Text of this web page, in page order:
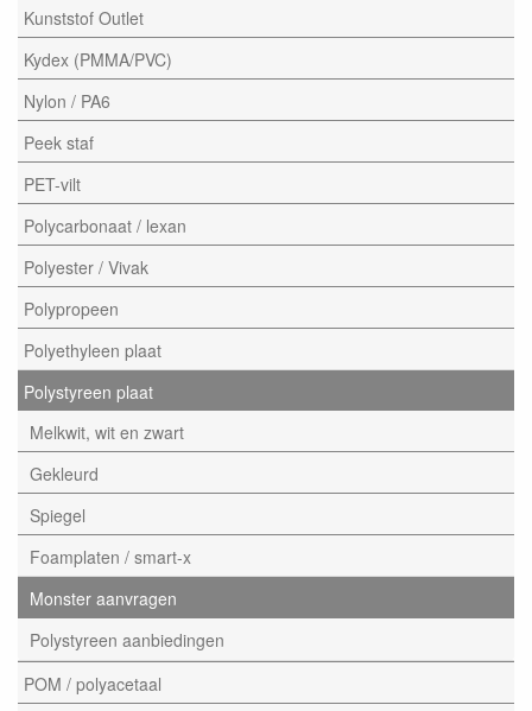
Kunststof Outlet
Kydex (PMMA/PVC)
Nylon / PA6
Peek staf
PET-vilt
Polycarbonaat / lexan
Polyester / Vivak
Polypropeen
Polyethyleen plaat
Polystyreen plaat
Melkwit, wit en zwart
Gekleurd
Spiegel
Foamplaten / smart-x
Monster aanvragen
Polystyreen aanbiedingen
POM / polyacetaal